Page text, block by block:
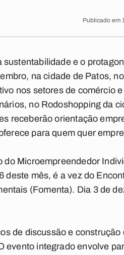
Publicado em
sustentabilidade e o
na cidade de Patos,
nos setores de comércio
no Rodoshopping da
receberão orientação
para quem quer
do Microempreendedor
deste mês, é a vez do
(Fomenta). Dia 3 de
de discussão e
evento integrado envolve